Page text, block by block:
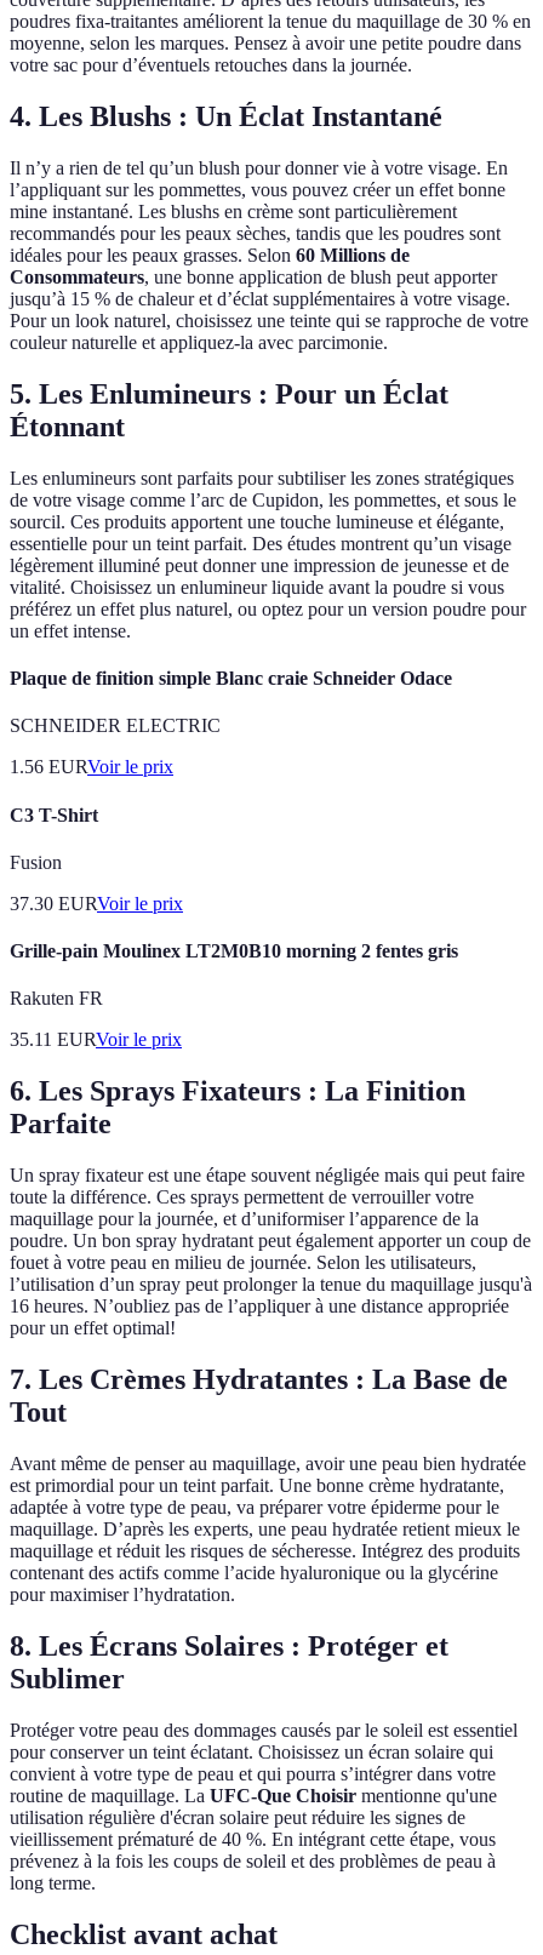
poudres fixa-traitantes améliorent la tenue du maquillage de 30 % en
moyenne, selon les marques. Pensez à avoir une petite poudre dans
votre sac pour d’éventuels retouches dans la journée.
4. Les Blushs : Un Éclat Instantané
Il n’y a rien de tel qu’un blush pour donner vie à votre visage. En
l’appliquant sur les pommettes, vous pouvez créer un effet bonne
mine instantané. Les blushs en crème sont particulièrement
recommandés pour les peaux sèches, tandis que les poudres sont
idéales pour les peaux grasses. Selon 60 Millions de
Consommateurs, une bonne application de blush peut apporter
jusqu’à 15 % de chaleur et d’éclat supplémentaires à votre visage.
Pour un look naturel, choisissez une teinte qui se rapproche de votre
couleur naturelle et appliquez-la avec parcimonie.
5. Les Enlumineurs : Pour un Éclat
Étonnant
Les enlumineurs sont parfaits pour subtiliser les zones stratégiques
de votre visage comme l’arc de Cupidon, les pommettes, et sous le
sourcil. Ces produits apportent une touche lumineuse et élégante,
essentielle pour un teint parfait. Des études montrent qu’un visage
légèrement illuminé peut donner une impression de jeunesse et de
vitalité. Choisissez un enlumineur liquide avant la poudre si vous
préférez un effet plus naturel, ou optez pour un version poudre pour
un effet intense.
Plaque de finition simple Blanc craie Schneider Odace
SCHNEIDER ELECTRIC
1.56 EURVoir le prix
C3 T-Shirt
Fusion
37.30 EURVoir le prix
Grille-pain Moulinex LT2M0B10 morning 2 fentes gris
Rakuten FR
35.11 EURVoir le prix
6. Les Sprays Fixateurs : La Finition
Parfaite
Un spray fixateur est une étape souvent négligée mais qui peut faire
toute la différence. Ces sprays permettent de verrouiller votre
maquillage pour la journée, et d’uniformiser l’apparence de la
poudre. Un bon spray hydratant peut également apporter un coup de
fouet à votre peau en milieu de journée. Selon les utilisateurs,
l’utilisation d’un spray peut prolonger la tenue du maquillage jusqu'à
16 heures. N’oubliez pas de l’appliquer à une distance appropriée
pour un effet optimal!
7. Les Crèmes Hydratantes : La Base de
Tout
Avant même de penser au maquillage, avoir une peau bien hydratée
est primordial pour un teint parfait. Une bonne crème hydratante,
adaptée à votre type de peau, va préparer votre épiderme pour le
maquillage. D’après les experts, une peau hydratée retient mieux le
maquillage et réduit les risques de sécheresse. Intégrez des produits
contenant des actifs comme l’acide hyaluronique ou la glycérine
pour maximiser l’hydratation.
8. Les Écrans Solaires : Protéger et
Sublimer
Protéger votre peau des dommages causés par le soleil est essentiel
pour conserver un teint éclatant. Choisissez un écran solaire qui
convient à votre type de peau et qui pourra s’intégrer dans votre
routine de maquillage. La UFC-Que Choisir mentionne qu'une
utilisation régulière d'écran solaire peut réduire les signes de
vieillissement prématuré de 40 %. En intégrant cette étape, vous
prévenez à la fois les coups de soleil et des problèmes de peau à
long terme.
Checklist avant achat